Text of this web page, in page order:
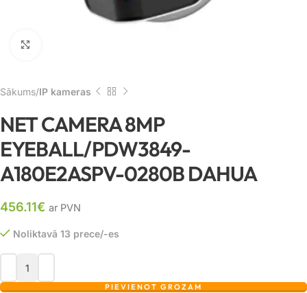
Sākums IP kameras
NET CAMERA 8MP
EYEBALL/PDW3849-
A180E2ASPV-0280B DAHUA
456.11€ ar PVN
Noliktavā 13 prece/-es
PIEVIENOT GROZAM